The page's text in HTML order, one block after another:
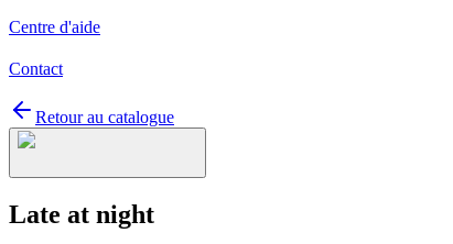
Centre d'aide
Contact
Retour au catalogue
Late at night